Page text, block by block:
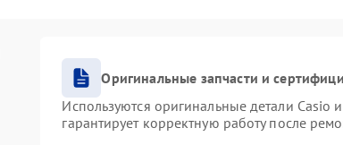
Оригинальные запчасти и
Используются оригинальные детали
гарантирует корректную работу после